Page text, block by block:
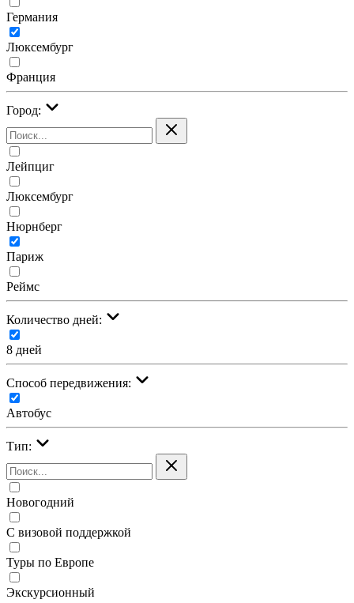
Германия
Люксембург
Франция
Город:
Лейпциг
Люксембург
Нюрнберг
Париж
Реймс
Количество дней:
8 дней
Cпособ передвижения:
Автобус
Тип:
Новогодний
С визовой поддержкой
Туры по Европе
Экскурсионный